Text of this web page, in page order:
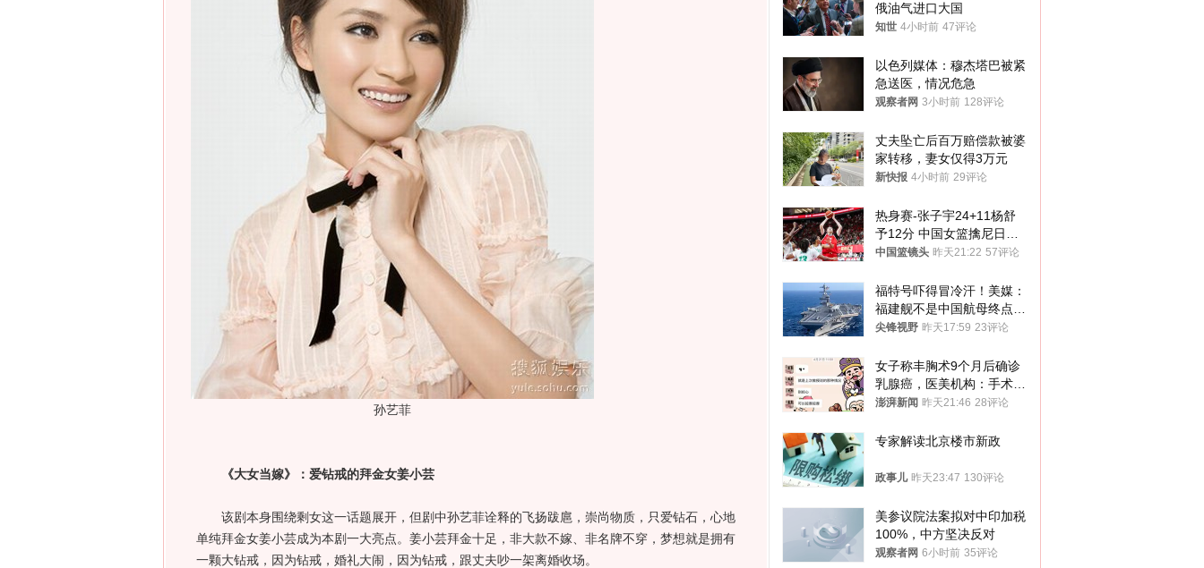
孙艺菲
《大女当嫁》：爱钻戒的拜金女姜小芸
该剧本身围绕剩女这一话题展开，但剧中孙艺菲诠释的飞扬跋扈，崇尚物质，只爱钻石，心地
单纯拜金女姜小芸成为本剧一大亮点。姜小芸拜金十足，非大款不嫁、非名牌不穿，梦想就是拥有
一颗大钻戒，因为钻戒，婚礼大闹，因为钻戒，跟丈夫吵一架离婚收场。
俄油气进口大国
知世 4小时前 47评论
以色列媒体：穆杰塔巴被紧
急送医，情况危急
观察者网 3小时前 128评论
丈夫坠亡后百万赔偿款被婆
家转移，妻女仅得3万元
新快报 4小时前 29评论
热身赛-张子宇24+11杨舒
予12分 中国女篮擒尼日利
亚
中国篮镜头 昨天21:22 57评论
福特号吓得冒冷汗！美媒：
福建舰不是中国航母终点，
而是新起点！
尖锋视野 昨天17:59 23评论
女子称丰胸术9个月后确诊
乳腺癌，医美机构：手术不
可能引发癌症，建议走司法
澎湃新闻 昨天21:46 28评论
专家解读北京楼市新政
政事儿 昨天23:47 130评论
美参议院法案拟对中印加税
100%，中方坚决反对
观察者网 6小时前 35评论